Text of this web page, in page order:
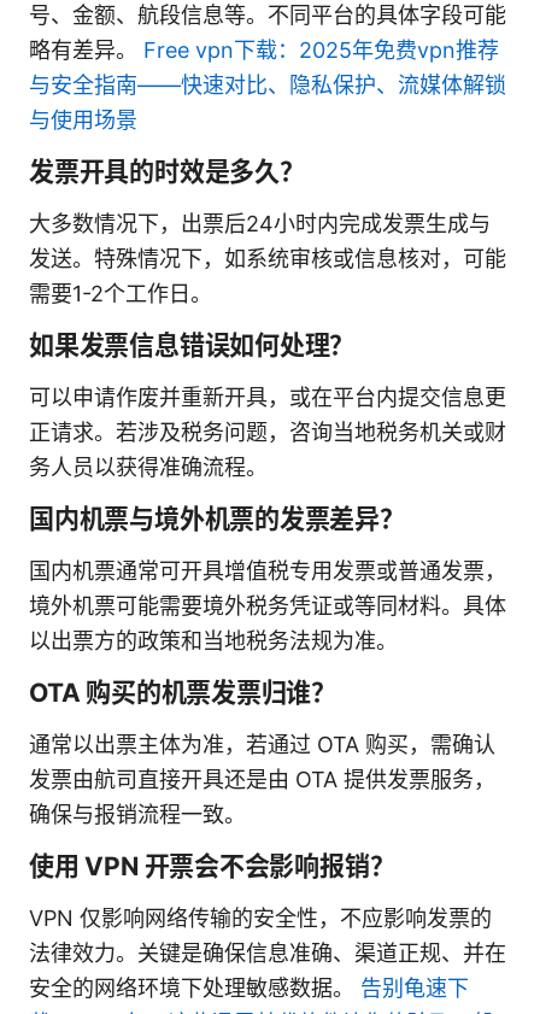
号、金额、航段信息等。不同平台的具体字段可能
略有差异。 Free vpn下载：2025年免费vpn推荐
与安全指南——快速对比、隐私保护、流媒体解锁
与使用场景
发票开具的时效是多久？
大多数情况下，出票后24小时内完成发票生成与
发送。特殊情况下，如系统审核或信息核对，可能
需要1-2个工作日。
如果发票信息错误如何处理？
可以申请作废并重新开具，或在平台内提交信息更
正请求。若涉及税务问题，咨询当地税务机关或财
务人员以获得准确流程。
国内机票与境外机票的发票差异？
国内机票通常可开具增值税专用发票或普通发票，
境外机票可能需要境外税务凭证或等同材料。具体
以出票方的政策和当地税务法规为准。
OTA 购买的机票发票归谁？
通常以出票主体为准，若通过 OTA 购买，需确认
发票由航司直接开具还是由 OTA 提供发票服务，
确保与报销流程一致。
使用 VPN 开票会不会影响报销？
VPN 仅影响网络传输的安全性，不应影响发票的
法律效力。关键是确保信息准确、渠道正规、并在
安全的网络环境下处理敏感数据。 告别龟速下